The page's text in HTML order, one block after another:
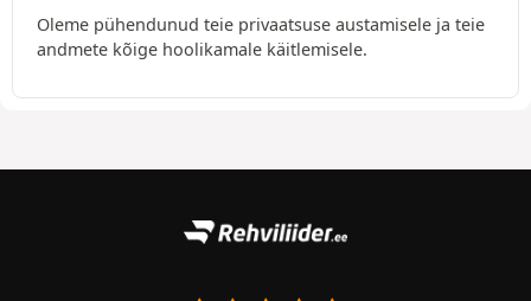
Oleme pühendunud teie privaatsuse austamisele ja teie
andmete kõige hoolikamale käitlemisele.